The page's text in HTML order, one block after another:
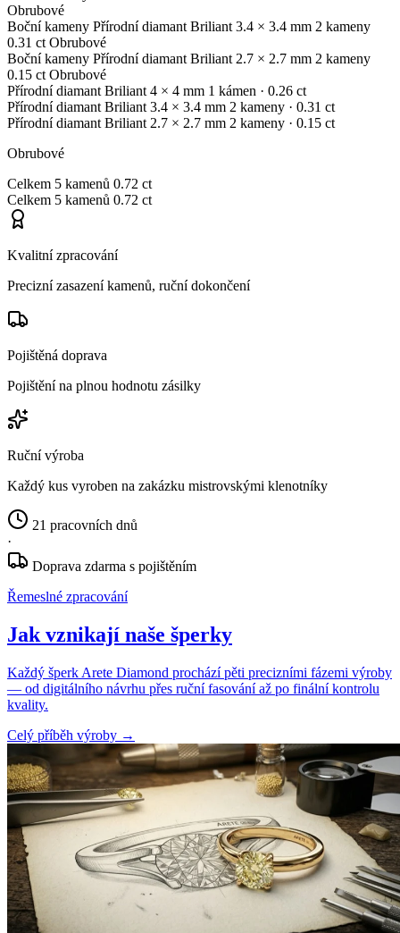
Obrubové
Boční kameny Přírodní diamant Briliant 3.4 × 3.4 mm 2 kameny
0.31 ct Obrubové
Boční kameny Přírodní diamant Briliant 2.7 × 2.7 mm 2 kameny
0.15 ct Obrubové
Přírodní diamant Briliant 4 × 4 mm 1 kámen · 0.26 ct
Přírodní diamant Briliant 3.4 × 3.4 mm 2 kameny · 0.31 ct
Přírodní diamant Briliant 2.7 × 2.7 mm 2 kameny · 0.15 ct
Obrubové
Celkem 5 kamenů 0.72 ct
Celkem 5 kamenů 0.72 ct
Kvalitní zpracování
Precizní zasazení kamenů, ruční dokončení
Pojištěná doprava
Pojištění na plnou hodnotu zásilky
Ruční výroba
Každý kus vyroben na zakázku mistrovskými klenotníky
21 pracovních dnů
·
Doprava zdarma s pojištěním
Řemeslné zpracování
Jak vznikají naše šperky
Každý šperk Arete Diamond prochází pěti precizními fázemi výroby
— od digitálního návrhu přes ruční fasování až po finální kontrolu
kvality.
Celý příběh výroby →